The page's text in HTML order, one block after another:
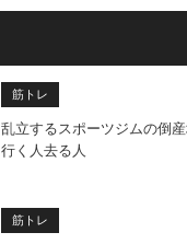
筋トレ
乱立するスポーツジムの倒
行く人去る人
筋トレ